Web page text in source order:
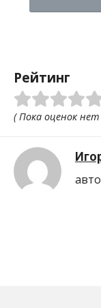
Рейтинг
( Пока оценок нет